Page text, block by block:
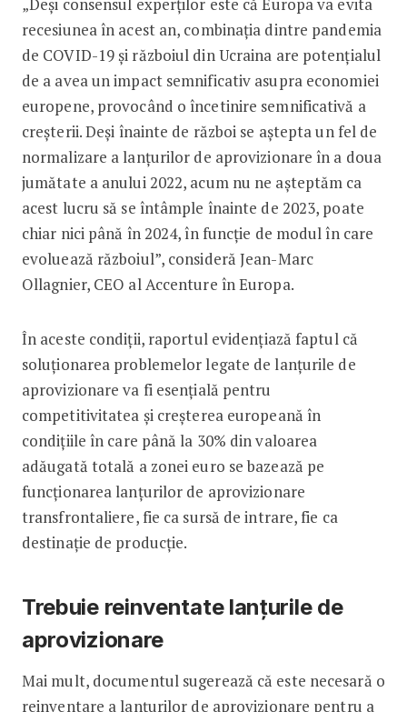
recesiunea în acest an, combinaţia dintre pandemia
de COVID-19 şi războiul din Ucraina are potenţialul
de a avea un impact semnificativ asupra economiei
europene, provocând o încetinire semnificativă a
creşterii. Deşi înainte de război se aştepta un fel de
normalizare a lanţurilor de aprovizionare în a doua
jumătate a anului 2022, acum nu ne aşteptăm ca
acest lucru să se întâmple înainte de 2023, poate
chiar nici până în 2024, în funcţie de modul în care
evoluează războiul”, consideră Jean-Marc
Ollagnier, CEO al Accenture în Europa.
În aceste condiţii, raportul evidenţiază faptul că
soluţionarea problemelor legate de lanţurile de
aprovizionare va fi esenţială pentru
competitivitatea şi creşterea europeană în
condiţiile în care până la 30% din valoarea
adăugată totală a zonei euro se bazează pe
funcţionarea lanţurilor de aprovizionare
transfrontaliere, fie ca sursă de intrare, fie ca
destinaţie de producţie.
Trebuie reinventate lanțurile de
aprovizionare
Mai mult, documentul sugerează că este necesară o
reinventare a lanţurilor de aprovizionare pentru a